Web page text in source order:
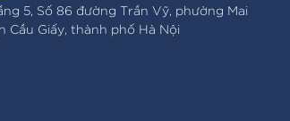
5, Số 86 đường Trần Vỹ, phường Mai
Cầu Giấy, thành phố Hà Nội